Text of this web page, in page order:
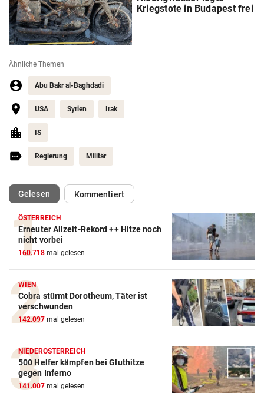
Kriegstote in Budapest frei
Ähnliche Themen
Abu Bakr al-Baghdadi
USA Syrien Irak
IS
Regierung Militär
Gelesen(ausgewählt)Kommentiert
ÖSTERREICH
Erneuter Allzeit-Rekord ++ Hitze noch
nicht vorbei
160.718 mal gelesen
WIEN
Cobra stürmt Dorotheum, Täter ist
verschwunden
142.097 mal gelesen
NIEDERÖSTERREICH
500 Helfer kämpfen bei Gluthitze
gegen Inferno
141.007 mal gelesen